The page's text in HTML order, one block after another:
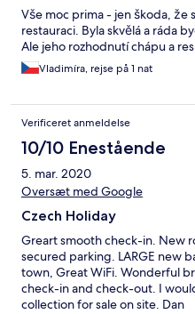
Vše moc prima - jen škoda, že
restauraci. Byla skvělá a ráda
Ale jeho rozhodnutí chápu a
Vladimíra, rejse på 1 nat
Verificeret anmeldelse
10/10 Enestående
5. mar. 2020
Oversæt med Google
Czech Holiday
Greart smooth check-in. New
secured parking. LARGE new
town, Great WiFi. Wonderful
check-in and check-out. I
collection for sale on site. Dan